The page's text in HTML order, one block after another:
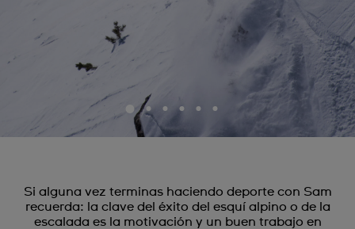
Si alguna vez terminas haciendo deporte con Sam
recuerda: la clave del éxito del esquí alpino o de la
escalada es la motivación y un buen trabajo en